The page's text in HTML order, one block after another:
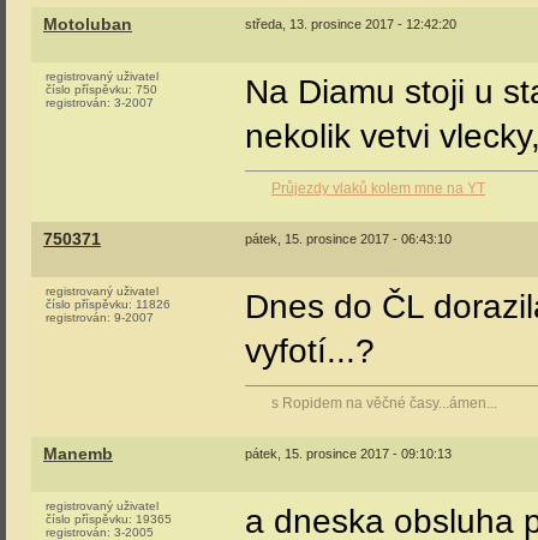
Motoluban středa, 13. prosince 2017 - 12:42:20
registrovaný uživatel
číslo příspěvku: 750
registrován: 3-2007
Na Diamu stoji u
nekolik vetvi
Průjezdy vlaků kolem mne na YT
750371 pátek, 15. prosince 2017 - 06:43:10
registrovaný uživatel
číslo příspěvku: 11826
registrován: 9-2007
Dnes do ČL
vyfotí...?
s Ropidem na věčné časy...ámen...
Manemb pátek, 15. prosince 2017 - 09:10:13
registrovaný uživatel
číslo příspěvku: 19365
registrován: 3-2005 a dneska obsluha